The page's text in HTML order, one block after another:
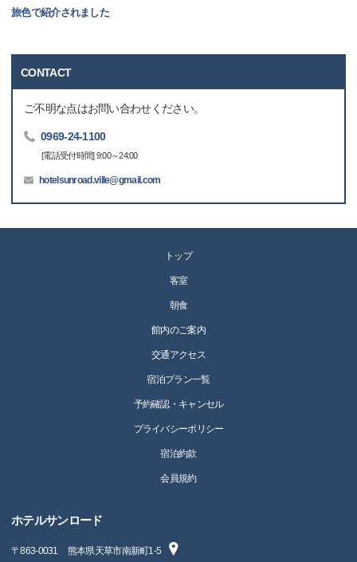
旅色で紹介されました
CONTACT
ご不明な点はお問い合わせください。
0969-24-1100
[電話受付時間] 9:00～24:00
hotelsunroad.ville@gmail.com
トップ
客室
朝食
館内のご案内
交通アクセス
宿泊プラン一覧
予約確認・キャンセル
プライバシーポリシー
宿泊約款
会員規約
ホテルサンロード
〒863-0031 熊本県天草市南新町1-5